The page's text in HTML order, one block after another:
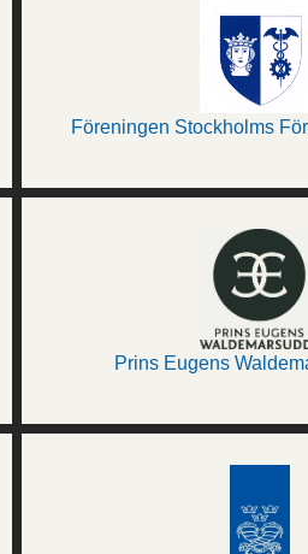
Föreningen Stockholms
Prins Eugens